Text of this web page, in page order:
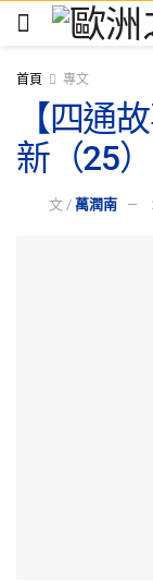
首頁 專文
【四通
新（25
文 / 萬潤南